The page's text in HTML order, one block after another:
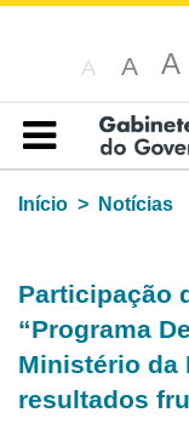
A A A
Índice
Início
Notícias
Participação
“Programa
Ministério da
resultados